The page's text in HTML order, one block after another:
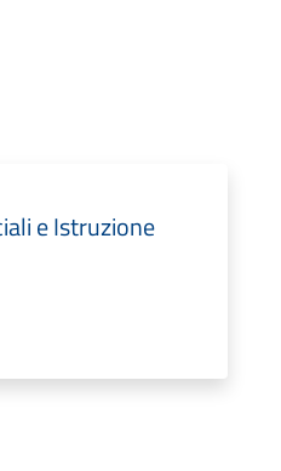
e Istruzione